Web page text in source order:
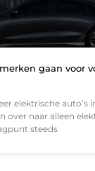
gaan voor
elektrische auto’s
over naar alleen
steeds